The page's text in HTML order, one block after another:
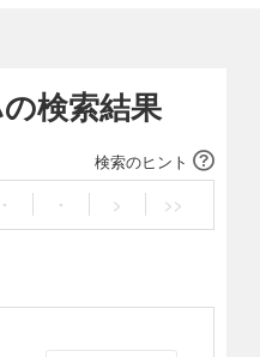
検索結果
検索のヒント
・ ・ > >>